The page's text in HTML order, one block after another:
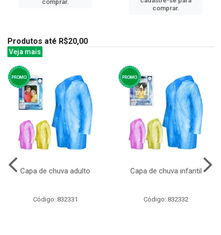
comprar.
comprar.
Produtos até R$20,00
Veja mais
Capa de chuva adulto
Código: 832331
Capa de chuva infantil
Código: 832332